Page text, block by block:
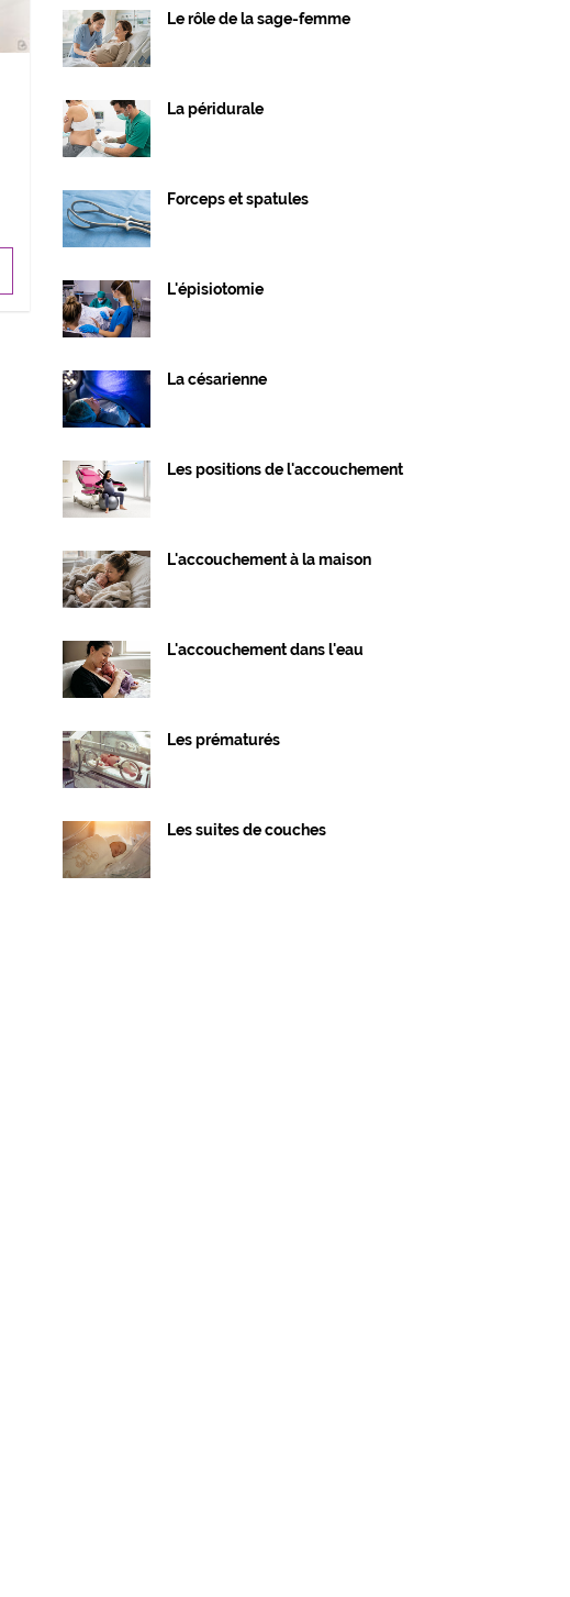
Le rôle de la sage-femme
La péridurale
Forceps et spatules
L'épisiotomie
La césarienne
Les positions de l'accouchement
L'accouchement à la maison
L'accouchement dans l'eau
Les prématurés
Les suites de couches